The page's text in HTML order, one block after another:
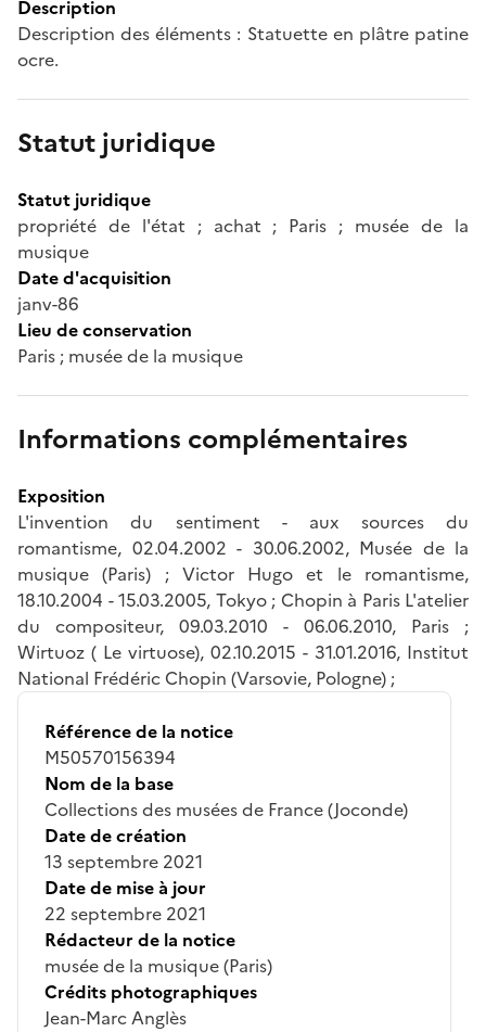
Description
Description des éléments : Statuette en plâtre patine
ocre.
Statut juridique
Statut juridique
propriété de l'état ; achat ; Paris ; musée de la
musique
Date d'acquisition
janv-86
Lieu de conservation
Paris ; musée de la musique
Informations complémentaires
Exposition
L'invention du sentiment - aux sources du
romantisme, 02.04.2002 - 30.06.2002, Musée de la
musique (Paris) ; Victor Hugo et le romantisme,
18.10.2004 - 15.03.2005, Tokyo ; Chopin à Paris L'atelier
du compositeur, 09.03.2010 - 06.06.2010, Paris ;
Wirtuoz ( Le virtuose), 02.10.2015 - 31.01.2016, Institut
National Frédéric Chopin (Varsovie, Pologne) ;
Référence de la notice
M50570156394
Nom de la base
Collections des musées de France (Joconde)
Date de création
13 septembre 2021
Date de mise à jour
22 septembre 2021
Rédacteur de la notice
musée de la musique (Paris)
Crédits photographiques
Jean-Marc Anglès